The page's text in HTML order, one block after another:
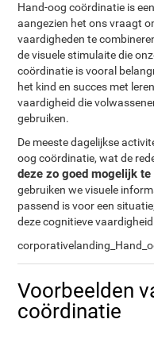
Hand-oog coördinatie is
aangezien het ons vraagt
vaardigheden te
de visuele stimulaite die
coördinatie is vooral
het kind en succes met
vaardigheid die
gebruiken.
De meeste dagelijkse
oog coördinatie, wat de
deze zo goed mogelijk
gebruiken we visuele
passend is voor een
deze cognitieve
Voorbeelden
coördinatie